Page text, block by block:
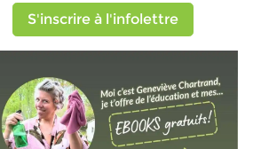
S'inscrire à l'infolettre